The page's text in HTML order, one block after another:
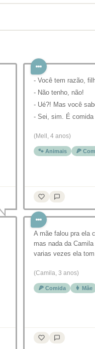
- Você tem razão,
- Não tenho, não!
- Ué?! Mas você
- Sei, sim. É comida
(Mell, 4 anos)
🐾 Animais 🍕
A mãe falou pra ela
mas nada da
varias vezes ela
(Camila, 3 anos)
🍕 Comida 👩 Mãe